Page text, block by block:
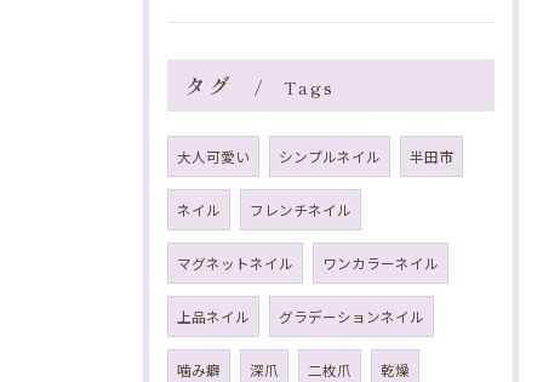
タグ Tags
大人可愛い シンプルネイル 半田市
ネイル フレンチネイル
マグネットネイル ワンカラーネイル
上品ネイル グラデーションネイル
噛み癖 深爪 二枚爪 乾燥